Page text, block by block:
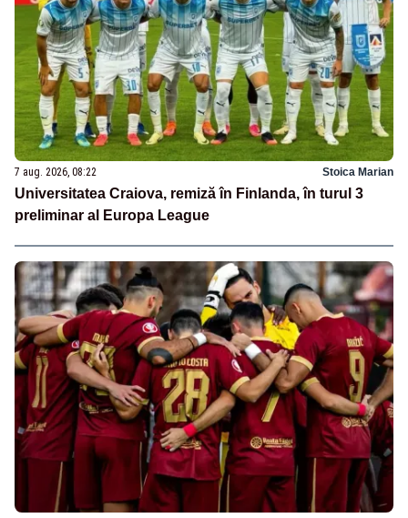
7 aug. 2026, 08:22 Stoica Marian
Universitatea Craiova, remiză în Finlanda, în turul 3
preliminar al Europa League